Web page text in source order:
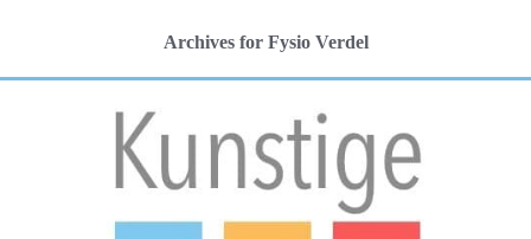
Archives for Fysio Verdel